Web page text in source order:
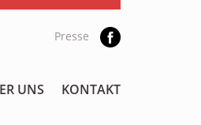
Presse
UNS KONTAKT